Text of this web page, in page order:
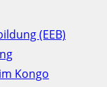
(EEB)
Kongo